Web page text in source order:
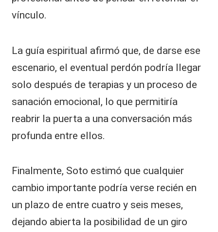
vínculo.
La guía espiritual afirmó que, de darse ese
escenario, el eventual perdón podría llegar
solo después de terapias y un proceso de
sanación emocional, lo que permitiría
reabrir la puerta a una conversación más
profunda entre ellos.
Finalmente, Soto estimó que cualquier
cambio importante podría verse recién en
un plazo de entre cuatro y seis meses,
dejando abierta la posibilidad de un giro